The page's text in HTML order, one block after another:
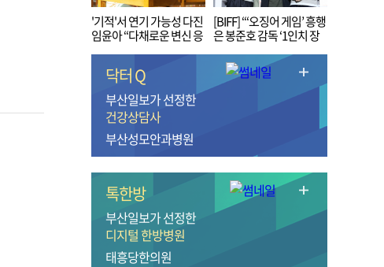
'기적'서 연기 가능성 다진
임윤아 “다채로운 변신 응
[BIFF] “‘오징어 게임’ 흥행
은 봉준호 감독 ‘1인치 장
닥터 Q
부산일보가 선정한
건강상담사
부산성모안과병원
톡한방
부산일보가 선정한
디지털 한방병원
태흥당한의원